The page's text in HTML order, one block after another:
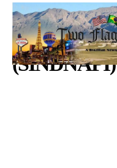
Início Tags Pensionistas e
(SINDNAPI)